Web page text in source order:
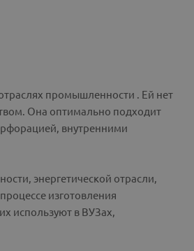
промышленности . Ей нет
Она оптимально подходит
внутренними
энергетической отрасли,
изготовления
используют в ВУЗах,